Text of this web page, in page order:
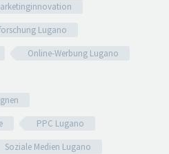
Lugano
Online-Werbung Lugano
PPC Lugano
Soziale Medien Lugano